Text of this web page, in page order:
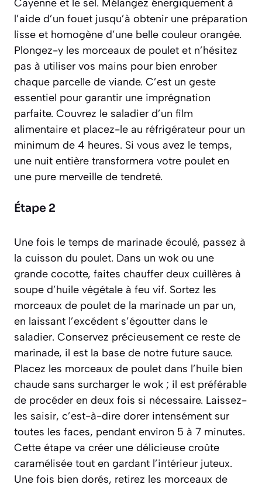
Cayenne et le sel. Mélangez énergiquement à
l’aide d’un fouet jusqu’à obtenir une préparation
lisse et homogène d’une belle couleur orangée.
Plongez-y les morceaux de poulet et n’hésitez
pas à utiliser vos mains pour bien enrober
chaque parcelle de viande. C’est un geste
essentiel pour garantir une imprégnation
parfaite. Couvrez le saladier d’un film
alimentaire et placez-le au réfrigérateur pour un
minimum de 4 heures. Si vous avez le temps,
une nuit entière transformera votre poulet en
une pure merveille de tendreté.
Étape 2
Une fois le temps de marinade écoulé, passez à
la cuisson du poulet. Dans un wok ou une
grande cocotte, faites chauffer deux cuillères à
soupe d’huile végétale à feu vif. Sortez les
morceaux de poulet de la marinade un par un,
en laissant l’excédent s’égoutter dans le
saladier. Conservez précieusement ce reste de
marinade, il est la base de notre future sauce.
Placez les morceaux de poulet dans l’huile bien
chaude sans surcharger le wok ; il est préférable
de procéder en deux fois si nécessaire. Laissez-
les saisir, c’est-à-dire dorer intensément sur
toutes les faces, pendant environ 5 à 7 minutes.
Cette étape va créer une délicieuse croûte
caramélisée tout en gardant l’intérieur juteux.
Une fois bien dorés, retirez les morceaux de